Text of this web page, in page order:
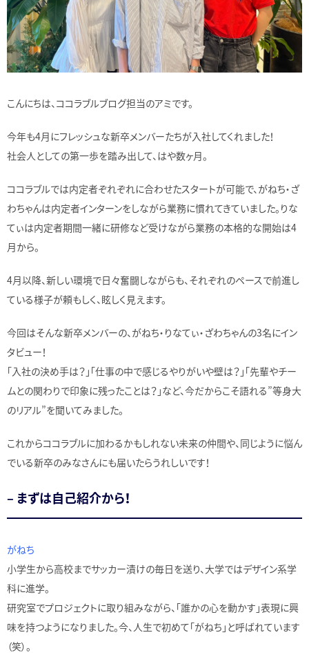
こんにちは、ココラブルブログ担当のアミです。
今年も4月にフレッシュな新卒メンバーたちが入社してくれました！
社会人としての第一歩を踏み出して、はや数ヶ月。
ココラブルでは内定者ぞれぞれに合わせたスタートが可能で、がねち・ざ
わちゃんは内定者インターンをしながら業務に慣れてきていました。りな
てぃは内定者期間一緒に研修など受けながら業務の本格的な開始は4
月から。
4月以降、新しい環境で日々奮闘しながらも、それぞれのペースで前進し
ている様子が頼もしく、眩しく見えます。
今回はそんな新卒メンバーの、がねち・りなてぃ・ざわちゃんの3名にイン
タビュー！
「入社の決め手は？」「仕事の中で感じるやりがいや壁は？」「先輩やチー
ムとの関わりで印象に残ったことは？」など、今だからこそ語れる”等身大
のリアル”を聞いてみました。
これからココラブルに加わるかもしれない未来の仲間や、同じように悩ん
でいる新卒のみなさんにも届いたらうれしいです！
– まずは自己紹介から！
がねち
小学生から高校までサッカー漬けの毎日を送り、大学ではデザイン系学
科に進学。
研究室でプロジェクトに取り組みながら、「誰かの心を動かす」表現に興
味を持つようになりました。今、人生で初めて「がねち」と呼ばれています
（笑）。